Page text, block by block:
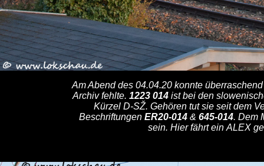
Am Abend des 04.04.20 konnte
Archiv fehlte. 1223 014 ist bei den
Kürzel D-SŽ. Gehören tut sie seit dem
Beschriftungen ER20-014& 645-014. Dem
sein. Hier fährt ein ALEX